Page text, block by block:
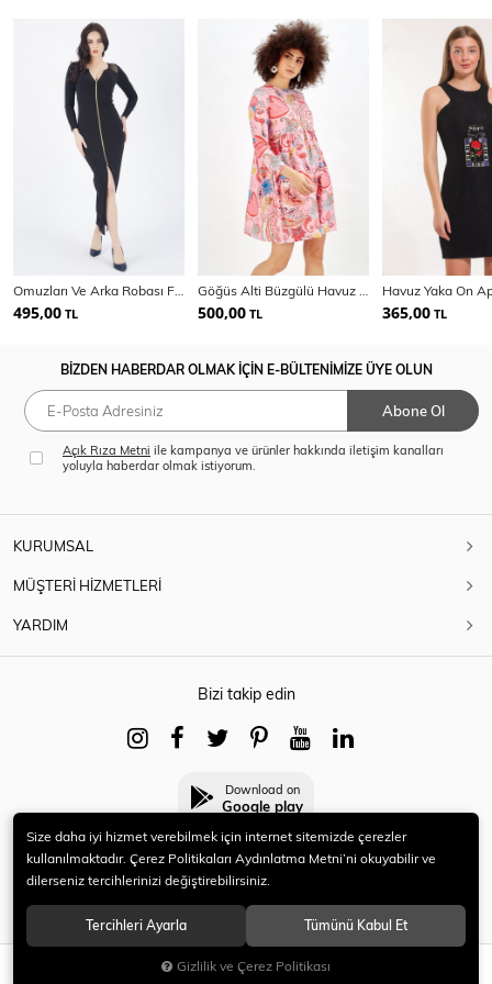
SEPETE EKLE
495,00 TL 500,00 TL 365,00 TL
BİZDEN HABERDAR OLMAK İÇİN E-BÜLTENİMİZE ÜYE OLUN
Abone Ol
Açık Rıza Metni ile kampanya ve ürünler hakkında iletişim kanalları
yoluyla haberdar olmak istiyorum.
KURUMSAL
MÜŞTERİ HİZMETLERİ
YARDIM
Bizi takip edin
Download on
Google play
© 2021 HERYENİ. Tüm hakları saklıdır.
Size daha iyi hizmet verebilmek için internet sitemizde çerezler
kullanılmaktadır. Çerez Politikaları Aydınlatma Metni’ni okuyabilir ve
dilerseniz tercihlerinizi değiştirebilirsiniz.
Tercihleri Ayarla Tümünü Kabul Et
Gizlilik ve Çerez Politikası